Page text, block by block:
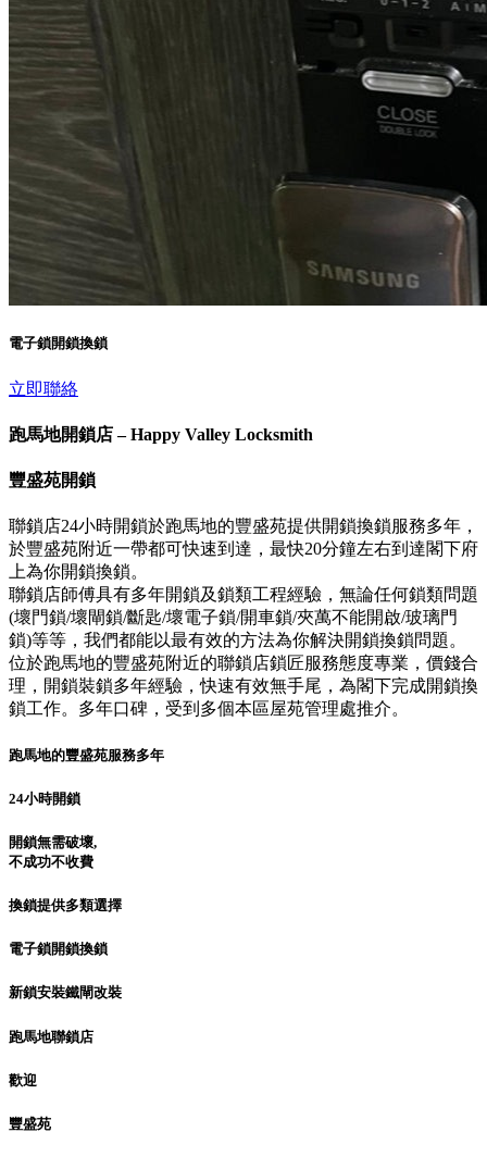
電子鎖開鎖換鎖
立即聯絡
跑馬地開鎖店 – Happy Valley Locksmith
豐盛苑開鎖
聯鎖店24小時開鎖於跑馬地的豐盛苑提供開鎖換鎖服務多年，
於豐盛苑附近一帶都可快速到達，最快20分鐘左右到達閣下府
上為你開鎖換鎖。
聯鎖店師傅具有多年開鎖及鎖類工程經驗，無論任何鎖類問題
(壞門鎖/壞閘鎖/斷匙/壞電子鎖/開車鎖/夾萬不能開啟/玻璃門
鎖)等等，我們都能以最有效的方法為你解決開鎖換鎖問題。
位於跑馬地的豐盛苑附近的聯鎖店鎖匠服務態度專業，價錢合
理，開鎖裝鎖多年經驗，快速有效無手尾，為閣下完成開鎖換
鎖工作。多年口碑，受到多個本區屋苑管理處推介。
跑馬地的豐盛苑服務多年
24小時開鎖
開鎖無需破壞,
不成功不收費
換鎖提供多類選擇
電子鎖開鎖換鎖
新鎖安裝鐵閘改裝
跑馬地聯鎖店
歡迎
豐盛苑